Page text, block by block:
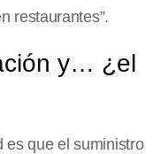
restaurantes”.
y… ¿el
es que el suministro